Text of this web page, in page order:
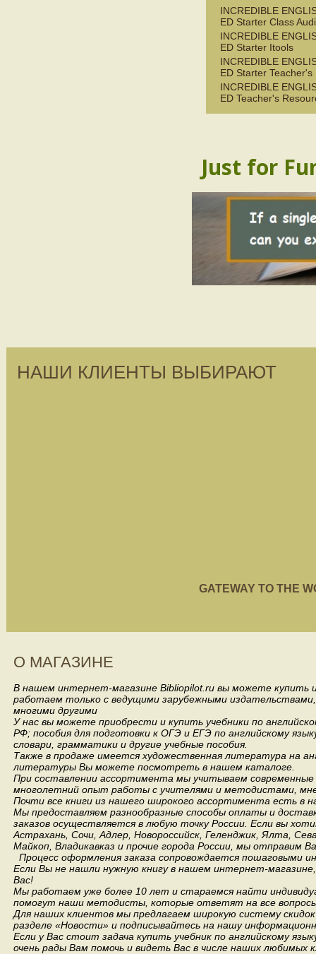
INCREDIBLE
ED Starter Class
INCREDIBLE
ED Starter Itools
INCREDIBLE
ED Starter Teacher's
INCREDIBLE
ED Teacher's
Just for
НАШИ КЛИЕНТЫ ВЫБИРАЮТ
GATEWAY TO THE
О МАГАЗИНЕ
В нашем интернет-магазине Bibliopilot.ru вы можете купить
работаем только с ведущими зарубежными издательствами,
многими другими
У нас вы можете приобрести и купить учебники по
РФ; пособия для подготовки к ОГЭ и ЕГЭ по английскому
словари, грамматики и другие учебные пособия.
Также в продаже имеется художественная литература на
литературы Вы можете посмотреть в нашем каталоге.
При составлении ассортимента мы учитываем
многолетний опыт работы с учителями и методистами,
Почти все книги из нашего широкого ассортимента есть в
Мы предоставляем разнообразные способы оплаты и
заказов осуществляется в любую точку России. Если вы
Астрахань, Сочи, Адлер, Новороссийск, Геленджик, Ялта,
Майкоп, Владикавказ и прочие города России, мы отправим
Процесс оформления заказа сопровождается пошаговыми
Если Вы не нашли нужную книгу в нашем интернет-
Вас!
Мы работаем уже более 10 лет и стараемся найти
помогут наши методисты, которые ответят на все
Для наших клиентов мы предлагаем широкую систему
разделе «Новости» и подписывайтесь на нашу
Если у Вас стоит задача купить учебник по английскому
очень рады Вам помочь и видеть Вас в числе наших любимых